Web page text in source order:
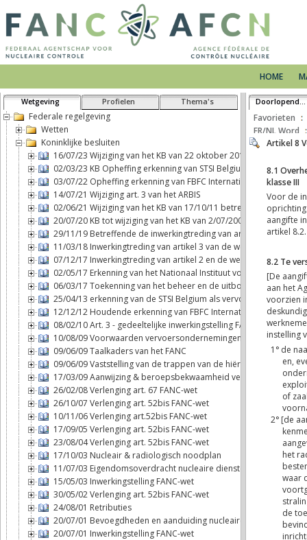
HOME
Wetgeving Profielen Thema's
Federale regelgeving
Wetten
Koninklijke besluiten
16/07/23 Wijziging van het KB van 22 oktober 2017 betreffende
02/03/23 KB Opheffing erkenning van STSI Belgium als
03/07/22 Opheffing erkenning van FBFC International als
14/07/21 Wijziging art. 3 van het ARBIS
02/06/21 Wijziging van het KB van 17/10/11 betreffende fysieke
20/07/20 KB tot wijziging van het KB van 2/07/2001 BSS
29/11/19 Betreffende de inwerkingtreding van artikel 2, b), van
11/03/18 Inwerkingtreding van artikel 3 van de wet van 7 mei
07/12/17 Inwerkingtreding van artikel 2 en de wettelijke
02/05/17 Erkenning van het Nationaal Instituut voor Radio-
06/03/17 Toekenning van het beheer en de uitbouw van een
25/04/13 erkenning van de STSI Belgium als vervoerder van
12/12/12 Houdende erkenning van FBFC International als
08/02/10 Art. 3 - gedeeltelijke inwerkingstelling FANC-wet
10/08/09 Voorwaarden vervoersondernemingen
09/06/09 Taalkaders van het FANC
09/06/09 Vaststelling van de trappen van de hiërarchie
17/03/09 Aanwijzing & beroepsbekwaamheid
26/02/08 Verlenging art. 67 FANC-wet
26/10/07 Verlenging art. 52bis FANC-wet
10/11/06 Verlenging art.52bis FANC-wet
17/09/05 Verlenging art. 52bis FANC-wet
23/08/04 Verlenging art. 52bis FANC-wet
17/10/03 Nucleair & radiologisch noodplan
11/07/03 Eigendomsoverdracht nucleaire diensten - FANC
15/05/03 Inwerkingstelling FANC-wet
30/05/02 Verlenging art. 52bis FANC-wet
24/08/01 Retributies
20/07/01 Bevoegdheden en aanduiding nucleaire inspecteurs
20/07/01 Inwerkingstelling FANC-wet
Doorlopende tekst
Favorieten
FR/NL Word